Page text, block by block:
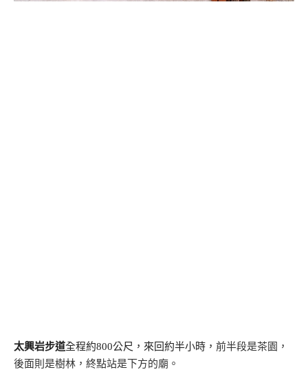
太興岩步道全程約800公尺，來回約半小時， 前半段是茶園，
後面則是樹林，終點站是下方的廟。